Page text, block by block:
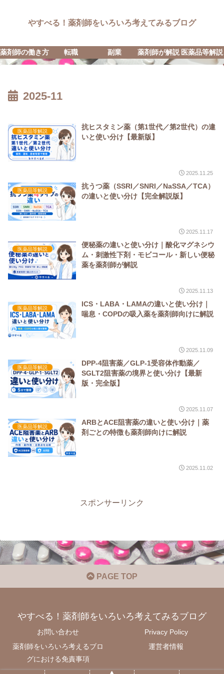
やすべる！薬剤師をいろいろ考えてみるブログ
薬剤師の働き方 転職 副業 薬剤師が解説 医薬品等解説
2025-11
医薬品等解説
抗ヒスタミン薬（第1世代／第2世代）の違
いと使い分け【最新版】
2025.11.25
医薬品等解説
抗うつ薬（SSRI／SNRI／NaSSA／TCA）
の違いと使い分け【完全解説版】
2025.11.17
医薬品等解説
便秘薬の違いと使い分け｜酸化マグネシウ
ム・刺激性下剤・モビコール・新しい便秘
薬を薬剤師が解説
2025.11.13
医薬品等解説
ICS・LABA・LAMAの違いと使い分け｜
喘息・COPDの吸入薬を薬剤師向けに解説
2025.11.09
医薬品等解説
DPP-4阻害薬／GLP-1受容体作動薬／
SGLT2阻害薬の境界と使い分け【最新
版・完全版】
2025.11.07
医薬品等解説
ARBとACE阻害薬の違いと使い分け｜薬
剤ごとの特徴も薬剤師向けに解説
2025.11.02
スポンサーリンク
PAGE TOP
やすべる！薬剤師をいろいろ考えてみるブログ
お問い合わせ
Privacy Policy
薬剤師をいろいろ考えるブロ
グにおける免責事項
運営者情報